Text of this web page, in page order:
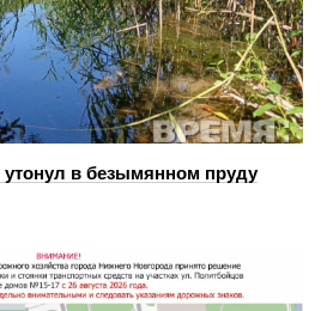
утонул в безымянном пруду